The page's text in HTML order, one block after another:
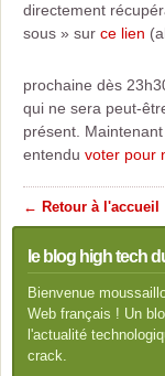
directement
sous » sur ce lien
prochaine dès
qui ne sera peut-
présent.
entendu voter pour
← Retour à l'accueil
le blog high tech
Bienvenue
Web français ! Un
l'actualité
crack.